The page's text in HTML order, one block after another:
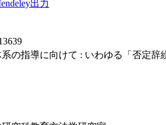
出力
の指導に向けて : いわゆる「否定辞